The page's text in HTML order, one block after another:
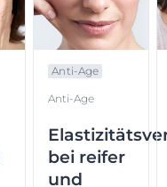
Anti-Age
Anti-Age
bei reifer
und